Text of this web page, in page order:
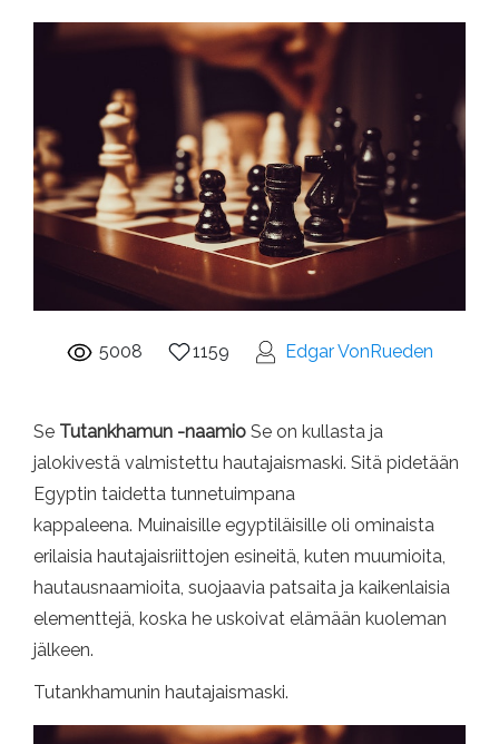
5008 1159 Edgar VonRueden
Se Tutankhamun -naamio Se on kullasta ja
jalokivestä valmistettu hautajaismaski. Sitä pidetään
Egyptin taidetta tunnetuimpana
kappaleena. Muinaisille egyptiläisille oli ominaista
erilaisia ​​hautajaisriittojen esineitä, kuten muumioita,
hautausnaamioita, suojaavia patsaita ja kaikenlaisia ​​
elementtejä, koska he uskoivat elämään kuoleman
jälkeen.
Tutankhamunin hautajaismaski.